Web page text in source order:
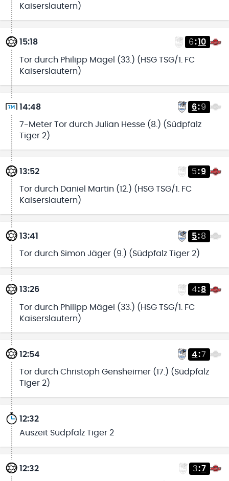
Kaiserslautern)
15:18 6:10
Tor durch Philipp Mägel (33.) (HSG TSG/1. FC
Kaiserslautern)
14:48 6:9
7-Meter Tor durch Julian Hesse (8.) (Südpfalz
Tiger 2)
13:52 5:9
Tor durch Daniel Martin (12.) (HSG TSG/1. FC
Kaiserslautern)
13:41 5:8
Tor durch Simon Jäger (9.) (Südpfalz Tiger 2)
13:26 4:8
Tor durch Philipp Mägel (33.) (HSG TSG/1. FC
Kaiserslautern)
12:54 4:7
Tor durch Christoph Gensheimer (17.) (Südpfalz
Tiger 2)
12:32
Auszeit Südpfalz Tiger 2
12:32 3:7